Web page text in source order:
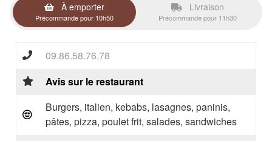
À emporter
Précommande pour 10h50
Livraison
Précommande pour 11h30
09.86.58.76.78
Avis sur le restaurant
Burgers, italien, kebabs, lasagnes, paninis,
pâtes, pizza, poulet frit, salades, sandwiches